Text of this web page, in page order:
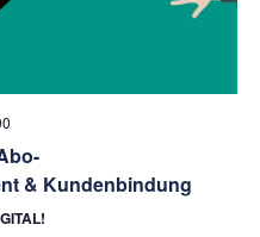
& Kundenbindung